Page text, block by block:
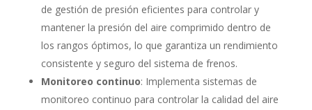
de gestión de presión eficientes para controlar y
mantener la presión del aire comprimido dentro de
los rangos óptimos, lo que garantiza un rendimiento
consistente y seguro del sistema de frenos.
Monitoreo continuo: Implementa sistemas de
monitoreo continuo para controlar la calidad del aire